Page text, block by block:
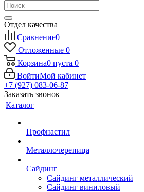
Отдел качества
Сравнение0
Отложенные 0
Корзина0 пуста 0
ВойтиМой кабинет
+7 (927) 083-06-87
Заказать звонок
Каталог
Профнастил
Металлочерепица
Сайдинг
Сайдинг металлический
Сайдинг виниловый